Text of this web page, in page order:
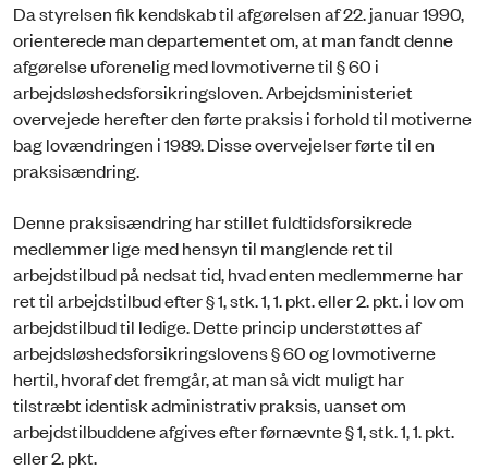
Da styrelsen fik kendskab til afgørelsen af 22. januar 1990,
orienterede man departementet om, at man fandt denne
afgørelse uforenelig med lovmotiverne til § 60 i
arbejdsløshedsforsikringsloven. Arbejdsministeriet
overvejede herefter den førte praksis i forhold til motiverne
bag lovændringen i 1989. Disse overvejelser førte til en
praksisændring.
Denne praksisændring har stillet fuldtidsforsikrede
medlemmer lige med hensyn til manglende ret til
arbejdstilbud på nedsat tid, hvad enten medlemmerne har
ret til arbejdstilbud efter § 1, stk. 1, 1. pkt. eller 2. pkt. i lov om
arbejdstilbud til ledige. Dette princip understøttes af
arbejdsløshedsforsikringslovens § 60 og lovmotiverne
hertil, hvoraf det fremgår, at man så vidt muligt har
tilstræbt identisk administrativ praksis, uanset om
arbejdstilbuddene afgives efter førnævnte § 1, stk. 1, 1. pkt.
eller 2. pkt.